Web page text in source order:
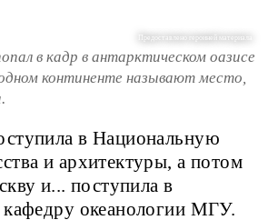
Предоставлено героиней материала
в кадр в антарктическом оазисе
континенте называют место,
в Национальную
и архитектуры, а потом
и... поступила в
кафедру океанологии МГУ.